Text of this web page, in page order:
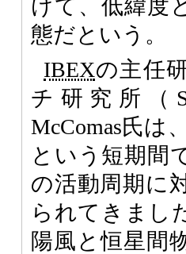
けて、低緯度
態だという。
IBEXの主任
チ研究所（
McComas氏は
という短期間
の活動周期に
られてきまし
陽風と恒星間